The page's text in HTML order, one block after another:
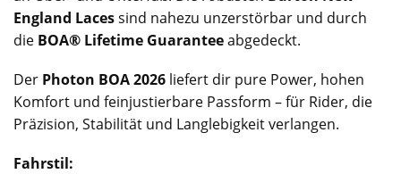
England Lacessind nahezu unzerstörbar und durch
die BOA® Lifetime Guaranteeabgedeckt.
Der Photon BOA 2026 liefert dir pure Power, hohen
Komfort und feinjustierbare Passform – für Rider, die
Präzision, Stabilität und Langlebigkeit verlangen.
Fahrstil: